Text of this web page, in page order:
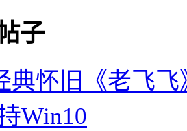
子
典怀旧《老飞
Win10